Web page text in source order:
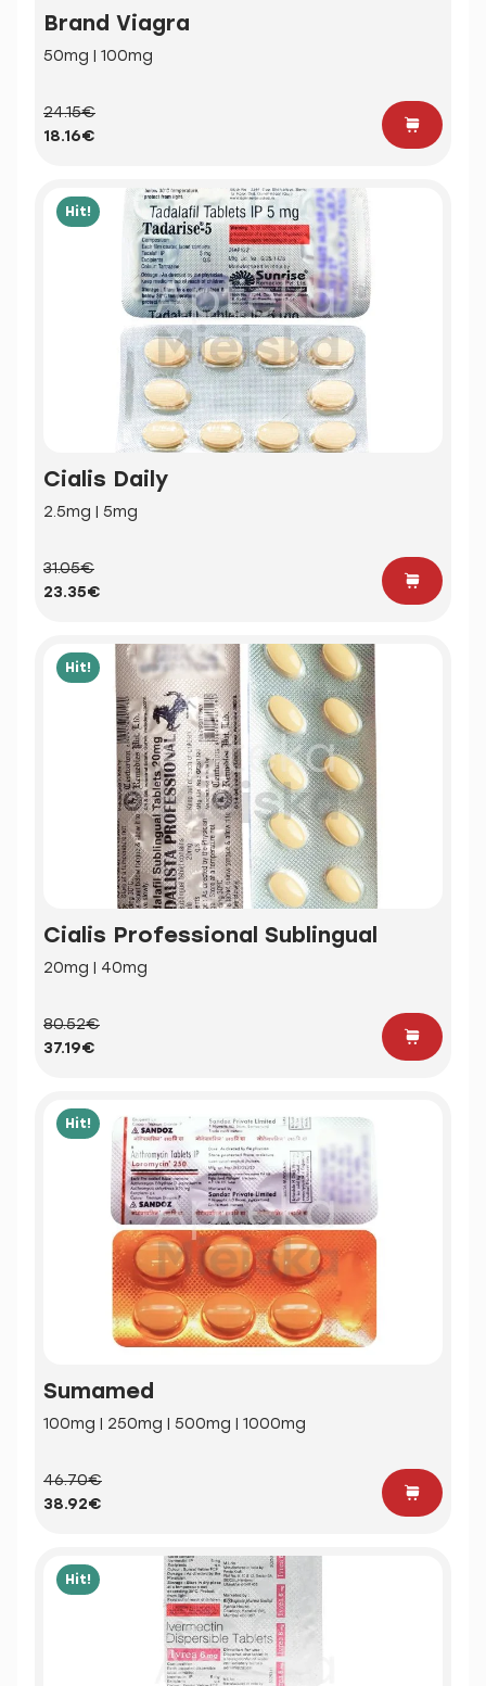
Brand Viagra
50mg | 100mg
24.15€
18.16€
Hit!
Cialis Daily
2.5mg | 5mg
31.05€
23.35€
Hit!
Cialis Professional Sublingual
20mg | 40mg
80.52€
37.19€
Hit!
Sumamed
100mg | 250mg | 500mg | 1000mg
46.70€
38.92€
Hit!